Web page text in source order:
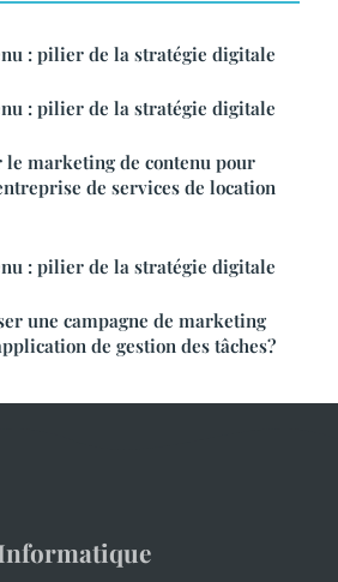
: pilier de la stratégie digitale
: pilier de la stratégie digitale
marketing de contenu pour
de services de location
: pilier de la stratégie digitale
une campagne de marketing
de gestion des tâches?